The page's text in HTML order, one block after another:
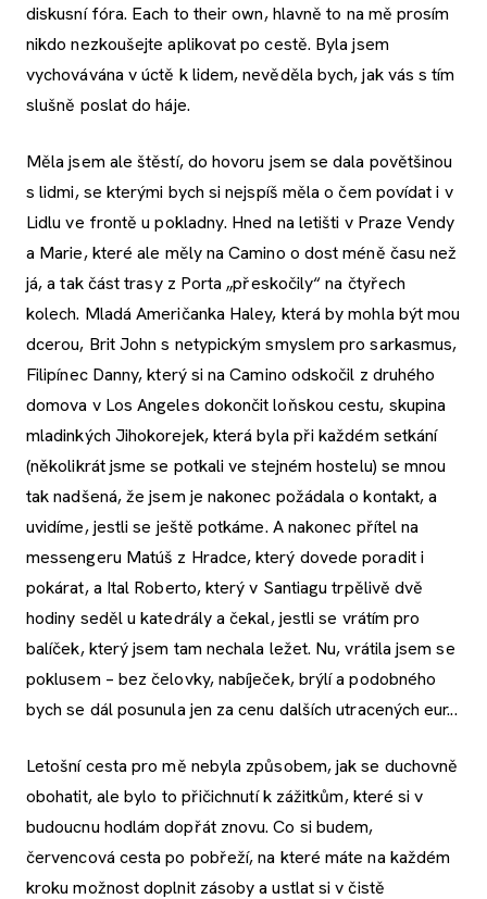
diskusní fóra. Each to their own, hlavně to na mě prosím
nikdo nezkoušejte aplikovat po cestě. Byla jsem
vychovávána v úctě k lidem, nevěděla bych, jak vás s tím
slušně poslat do háje.
Měla jsem ale štěstí, do hovoru jsem se dala povětšinou
s lidmi, se kterými bych si nejspíš měla o čem povídat i v
Lidlu ve frontě u pokladny. Hned na letišti v Praze Vendy
a Marie, které ale měly na Camino o dost méně času než
já, a tak část trasy z Porta „přeskočily“ na čtyřech
kolech. Mladá Američanka Haley, která by mohla být mou
dcerou, Brit John s netypickým smyslem pro sarkasmus,
Filipínec Danny, který si na Camino odskočil z druhého
domova v Los Angeles dokončit loňskou cestu, skupina
mladinkých Jihokorejek, která byla při každém setkání
(několikrát jsme se potkali ve stejném hostelu) se mnou
tak nadšená, že jsem je nakonec požádala o kontakt, a
uvidíme, jestli se ještě potkáme. A nakonec přítel na
messengeru Matúš z Hradce, který dovede poradit i
pokárat, a Ital Roberto, který v Santiagu trpělivě dvě
hodiny seděl u katedrály a čekal, jestli se vrátím pro
balíček, který jsem tam nechala ležet. Nu, vrátila jsem se
poklusem – bez čelovky, nabíječek, brýlí a podobného
bych se dál posunula jen za cenu dalších utracených eur...
Letošní cesta pro mě nebyla způsobem, jak se duchovně
obohatit, ale bylo to přičichnutí k zážitkům, které si v
budoucnu hodlám dopřát znovu. Co si budem,
červencová cesta po pobřeží, na které máte na každém
kroku možnost doplnit zásoby a ustlat si v čistě